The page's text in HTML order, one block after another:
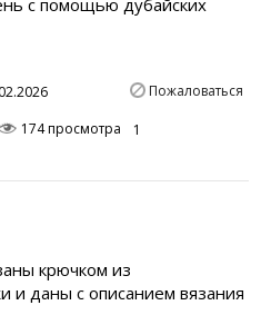
Пожаловаться
174 просмотра 1
крючком из
и даны с описанием вязания